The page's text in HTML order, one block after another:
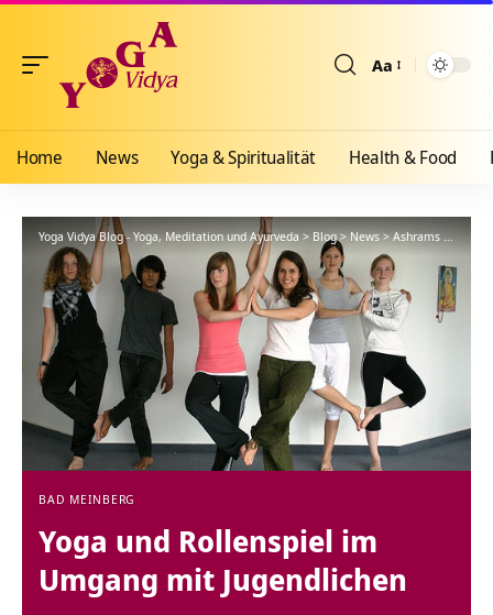
Aa
Home News Yoga & Spiritualität Health & Food
Yoga Vidya Blog - Yoga, Meditation und Ayurveda> Blog>News>Ashrams> Bad
BAD MEINBERG
Yoga und Rollenspiel im
Umgang mit Jugendlichen